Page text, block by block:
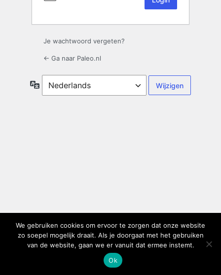
Je wachtwoord vergeten?
← Ga naar Paleo.nl
Taal
We gebruiken cookies om ervoor te zorgen dat onze website
zo soepel mogelijk draait. Als je doorgaat met het gebruiken
van de website, gaan we er vanuit dat ermee instemt.
Ok